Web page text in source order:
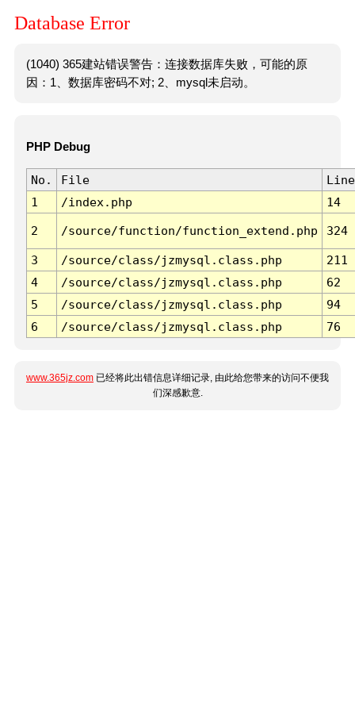
Database Error
(1040) 365建站错误警告：连接数据库失败，可能的原
因：1、数据库密码不对; 2、mysql未启动。
PHP Debug
No. File
Line
1
/index.php 14
2 /source/function/function_extend.php 324
3 /source/class/jzmysql.class.php
211
4
/source/class/jzmysql.class.php
62
5
/source/class/jzmysql.class.php
94
6
/source/class/jzmysql.class.php 76
www.365jz.com 已经将此出错信息详细记录, 由此给您带来的访问不便我
们深感歉意.